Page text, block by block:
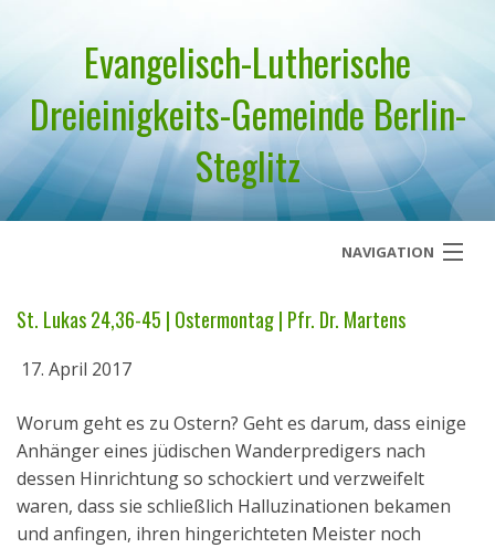
Evangelisch-Lutherische
Dreieinigkeits-Gemeinde Berlin-
Steglitz
NAVIGATION
Über uns
Geistliches Wort
Termine
Aktuelles
St. Lukas 24,36-45 | Ostermontag | Pfr. Dr. Martens
17. April 2017
Worum geht es zu Ostern? Geht es darum, dass einige
Anhänger eines jüdischen Wanderpredigers nach
dessen Hinrichtung so schockiert und verzweifelt
waren, dass sie schließlich Halluzinationen bekamen
und anfingen, ihren hingerichteten Meister noch